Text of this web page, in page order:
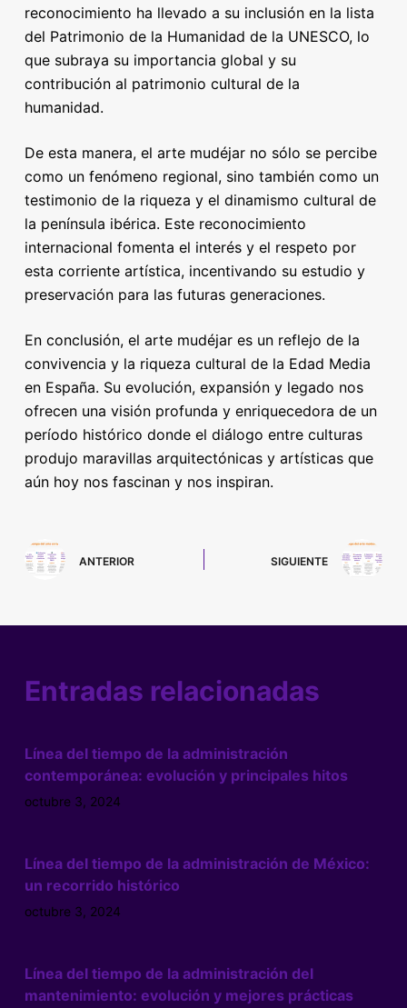
reconocimiento ha llevado a su inclusión en la lista
del Patrimonio de la Humanidad de la UNESCO, lo
que subraya su importancia global y su
contribución al patrimonio cultural de la
humanidad.
De esta manera, el arte mudéjar no sólo se percibe
como un fenómeno regional, sino también como un
testimonio de la riqueza y el dinamismo cultural de
la península ibérica. Este reconocimiento
internacional fomenta el interés y el respeto por
esta corriente artística, incentivando su estudio y
preservación para las futuras generaciones.
En conclusión, el arte mudéjar es un reflejo de la
convivencia y la riqueza cultural de la Edad Media
en España. Su evolución, expansión y legado nos
ofrecen una visión profunda y enriquecedora de un
período histórico donde el diálogo entre culturas
produjo maravillas arquitectónicas y artísticas que
aún hoy nos fascinan y nos inspiran.
ANTERIOR SIGUIENTE
Entradas relacionadas
Línea del tiempo de la administración
contemporánea: evolución y principales hitos
octubre 3, 2024
Línea del tiempo de la administración de México:
un recorrido histórico
octubre 3, 2024
Línea del tiempo de la administración del
mantenimiento: evolución y mejores prácticas